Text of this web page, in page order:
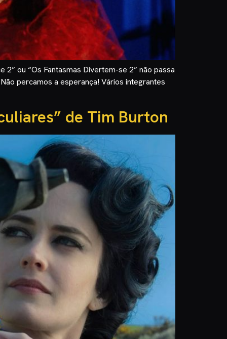
ou “Os Fantasmas Divertem-se 2” não passa
percamos a esperança! Vários integrantes
de Tim Burton